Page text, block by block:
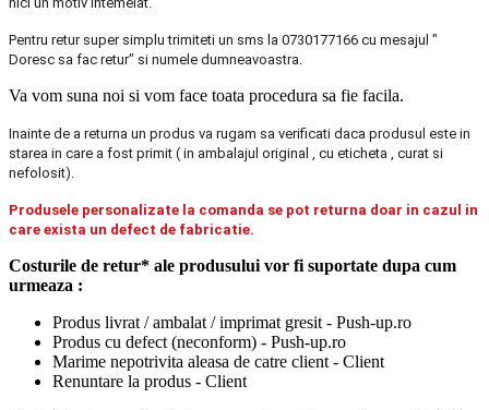
Pentru retur super simplu trimiteti un sms la 0730177166 cu mesajul "
Doresc sa fac retur" si numele dumneavoastra.
Va vom suna noi si vom face toata procedura sa fie facila.
Inainte de a returna un produs va rugam sa verificati daca produsul este in
starea in care a fost primit ( in ambalajul original , cu eticheta , curat si
nefolosit).
Produsele personalizate la comanda se pot returna doar in cazul in
care exista un defect de fabricatie.
Costurile de retur* ale produsului vor fi suportate dupa cum
urmeaza :
Produs livrat / ambalat / imprimat gresit - Push-up.ro
Produs cu defect (neconform) - Push-up.ro
Marime nepotrivita aleasa de catre client - Client
Renuntare la produs - Client